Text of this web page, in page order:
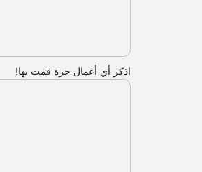
اذكر أي أعمال حرة قمت بها!